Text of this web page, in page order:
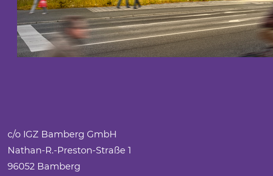
c/o IGZ Bamberg GmbH
Nathan-R.-Preston-Straße 1
96052 Bamberg